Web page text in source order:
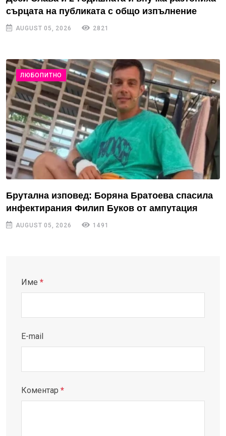
сърцата на публиката с общо изпълнение
AUGUST 05, 2026 2821
ЛЮБОПИТНО
Брутална изповед: Боряна Братоева спасила
инфектирания Филип Буков от ампутация
AUGUST 05, 2026 1491
Име *
E-mail
Коментар *